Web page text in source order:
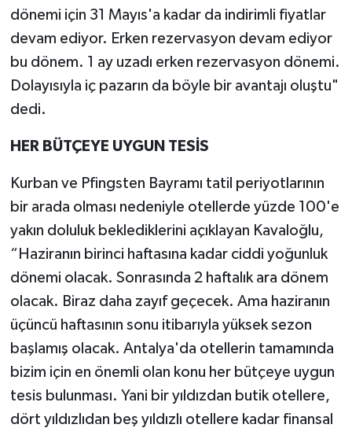
dönemi için 31 Mayıs'a kadar da indirimli fiyatlar
devam ediyor. Erken rezervasyon devam ediyor
bu dönem. 1 ay uzadı erken rezervasyon dönemi.
Dolayısıyla iç pazarın da böyle bir avantajı oluştu"
dedi.
HER BÜTÇEYE UYGUN TESİS
Kurban ve Pfingsten Bayramı tatil periyotlarının
bir arada olması nedeniyle otellerde yüzde 100'e
yakın doluluk beklediklerini açıklayan Kavaloğlu,
“Haziranın birinci haftasına kadar ciddi yoğunluk
dönemi olacak. Sonrasında 2 haftalık ara dönem
olacak. Biraz daha zayıf geçecek. Ama haziranın
üçüncü haftasının sonu itibarıyla yüksek sezon
başlamış olacak. Antalya'da otellerin tamamında
bizim için en önemli olan konu her bütçeye uygun
tesis bulunması. Yani bir yıldızdan butik otellere,
dört yıldızlıdan beş yıldızlı otellere kadar finansal